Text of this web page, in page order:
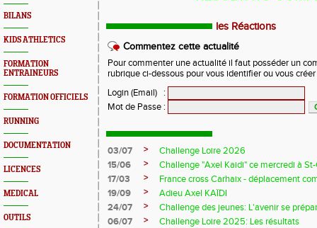
BILANS
KIDS ATHLETICS
FORMATION
ENTRAINEURS
FORMATION OFFICIELS
RUNNING
DOCUMENTATION
LICENCES
MEDICAL
OUTILS
les Réactions
Commentez cette actualité
Pour commenter une actualité il faut posséder un
rubrique ci-dessous pour vous identifier ou vous
Login (Email)
:
Mot de Passe :
03/07 >
Challenge Loire 2026
15/06
>
Challenge "Axel Kaidi" ce mercredi à
17/03
>
France cross Carhaix - déplacement
19/09
>
Adieu Axel KAÏDI
24/07
>
Challenge des jeunes: L'avenir se
06/07
>
Challenge Loire 2025: Les résultats